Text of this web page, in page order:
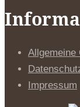
Allgemeine
Impressum